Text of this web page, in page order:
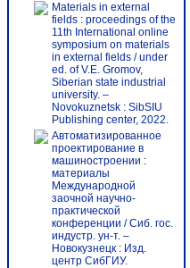
Materials in external
fields : proceedings of the
11th International online
symposium on materials
in external fields / under
ed. of V.E. Gromov,
Siberian state industrial
university. –
Novokuznetsk : SibSIU
Publishing center, 2022.
Автоматизированное
проектирование в
машиностроении :
материалы
Международной
заочной научно-
практической
конференции / Сиб. гос.
индустр. ун-т. –
Новокузнецк : Изд.
центр СибГИУ.